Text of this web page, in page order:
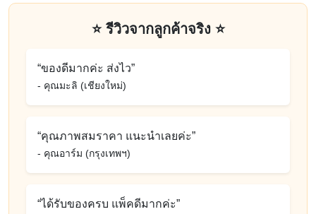
⭐ รีวิวจากลูกค้าจริง ⭐
“ของดีมากค่ะ ส่งไว”
- คุณมะลิ (เชียงใหม่)
“คุณภาพสมราคา แนะนำเลยค่ะ”
- คุณอาร์ม (กรุงเทพฯ)
“ได้รับของครบ แพ็คดีมากค่ะ”